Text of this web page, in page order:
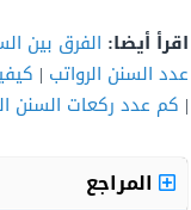
اقرأ أيضا: الفرق بين
عدد السنن الرواتب |
| كم عدد ركعات السنن
المراجع